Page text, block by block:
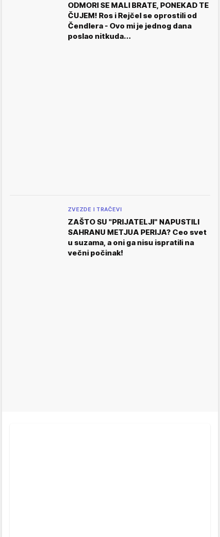
ODMORI SE MALI BRATE, PONEKAD TE
ČUJEM! Ros i Rejčel se oprostili od
Čendlera - Ovo mi je jednog dana
poslao nitkuda...
ZVEZDE I TRAČEVI
ZAŠTO SU "PRIJATELJI" NAPUSTILI
SAHRANU METJUA PERIJA? Ceo svet
u suzama, a oni ga nisu ispratili na
večni počinak!